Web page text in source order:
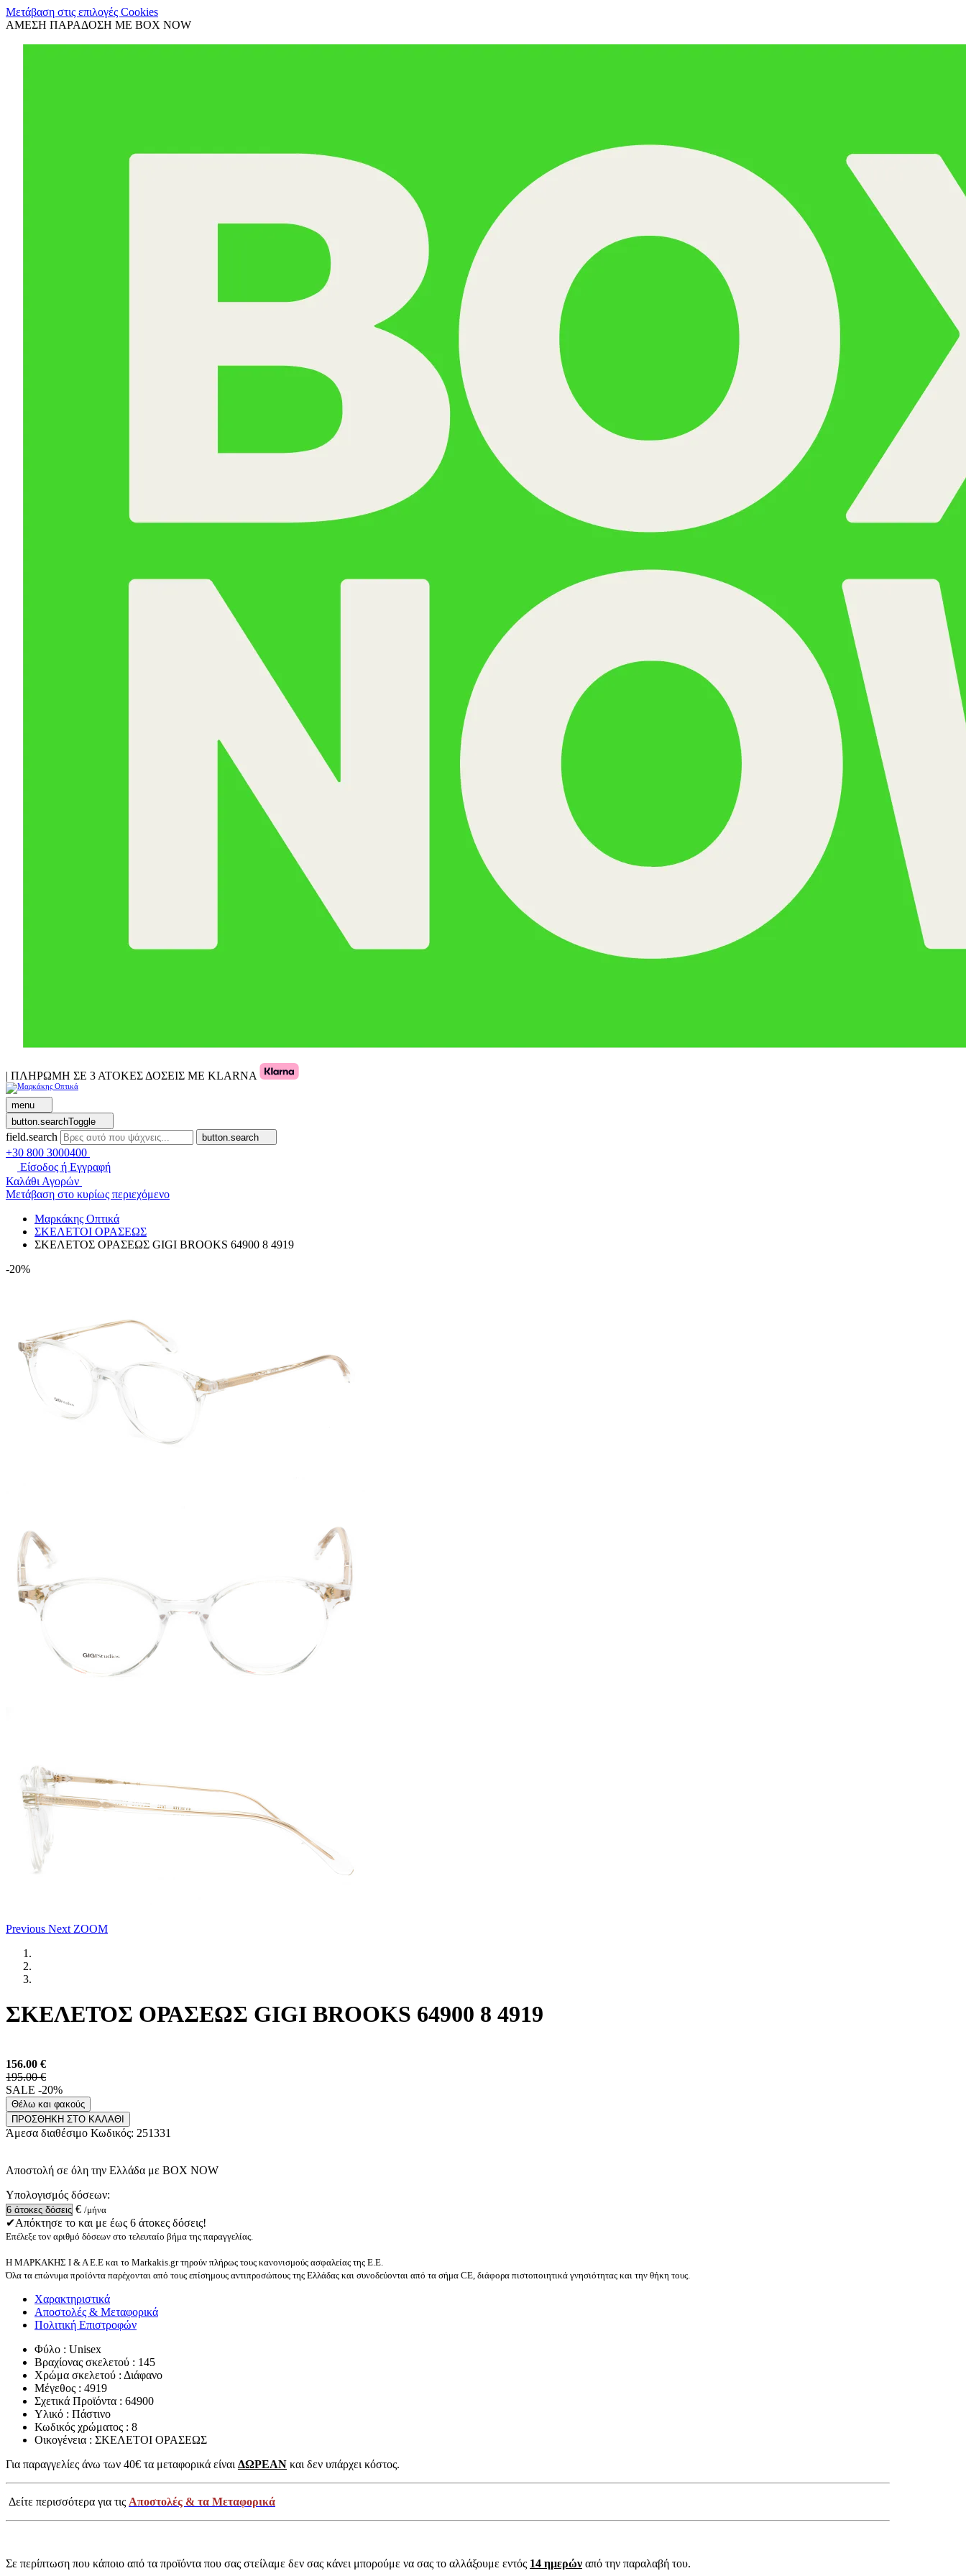
Μετάβαση στις επιλογές Cookies
ΑΜΕΣΗ ΠΑΡΑΔΟΣΗ ΜΕ BOX NOW
| ΠΛΗΡΩΜΗ ΣΕ 3 ΑΤΟΚΕΣ ΔΟΣΕΙΣ ΜΕ KLARNA
menu
button.searchToggle
field.search button.search
+30 800 3000400
Είσοδος ή Εγγραφή
Καλάθι Αγορών
Μετάβαση στο κυρίως περιεχόμενο
Μαρκάκης Οπτικά
ΣΚΕΛΕΤΟΙ ΟΡΑΣΕΩΣ
ΣΚΕΛΕΤΟΣ ΟΡΑΣΕΩΣ GIGI BROOKS 64900 8 4919
-20%
Previous Next ZOOM
ΣΚΕΛΕΤΟΣ ΟΡΑΣΕΩΣ GIGI BROOKS 64900 8 4919
156.00 €
195.00 €
SALE -20%
Θέλω και φακούς
ΠΡΟΣΘΗΚΗ ΣΤΟ ΚΑΛΑΘΙ
Άμεσα διαθέσιμο Κωδικός: 251331
Αποστολή σε όλη την Ελλάδα με BOX NOW
Υπολογισμός δόσεων:
€ /μήνα
✔Απόκτησε το και με έως 6 άτοκες δόσεις!
Επέλεξε τον αριθμό δόσεων στο τελευταίο βήμα της παραγγελίας.
Η ΜΑΡΚΑΚΗΣ Ι & Α Ε.Ε και το Markakis.gr τηρούν πλήρως τους κανονισμούς ασφαλείας της Ε.Ε.
Όλα τα επώνυμα προϊόντα παρέχονται από τους επίσημους αντιπροσώπους της Ελλάδας και συνοδεύονται από τα σήμα CE, διάφορα πιστοποιητικά γνησιότητας και την θήκη τους.
Χαρακτηριστικά
Αποστολές & Μεταφορικά
Πολιτική Επιστροφών
Φύλο : Unisex
Βραχίονας σκελετού : 145
Χρώμα σκελετού : Διάφανο
Μέγεθος : 4919
Σχετικά Προϊόντα : 64900
Υλικό : Πάστινο
Κωδικός χρώματος : 8
Οικογένεια : ΣΚΕΛΕΤΟΙ ΟΡΑΣΕΩΣ
Για παραγγελίες άνω των 40€ τα μεταφορικά είναι ΔΩΡΕΑΝ και δεν υπάρχει κόστος.
Δείτε περισσότερα για τις Αποστολές & τα Μεταφορικά
Σε περίπτωση που κάποιο από τα προϊόντα που σας στείλαμε δεν σας κάνει μπορούμε να σας το αλλάξουμε εντός 14 ημερών από την παραλαβή του.